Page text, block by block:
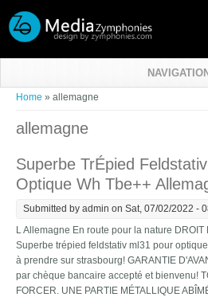
You are here
Home » allemagne
allemagne
Superbe TrÉpied
Optique Wh Tbe++
Submitted by admin on Sat, 07/02/2022 -
L Allemagne En route pour la nature
Superbe trépied feldstativ ml31 pour
à prendre sur strasbourg! GARANTIE
par chèque bancaire accepté et bienvenu!
FORCER. UNE PARTIE MÉTALLIQUE